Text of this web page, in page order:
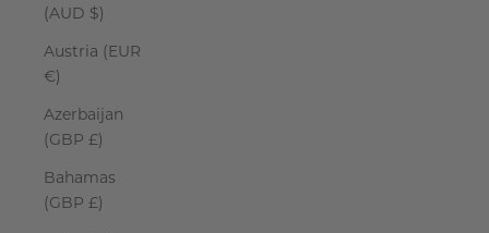
(AUD $)
Austria (EUR
€)
Azerbaijan
(GBP £)
Bahamas
(GBP £)